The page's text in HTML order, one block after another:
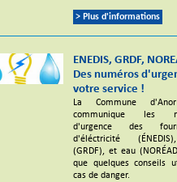
> Plus d'informations
ENEDIS, GRDF,
Des numéros
votre service !
La Commune
communique les
d'urgence des
d'éléctricité
(GRDF), et eau
que quelques conseils
cas de danger.